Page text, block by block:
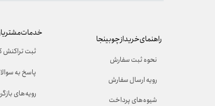
راهنمای خرید از چوبینجا
نحوه ثبت سفارش
رویه ارسال سفارش
شیوه‌های پرداخت
خدمات
ثبت تراکنش
پاسخ به
رویه‌های